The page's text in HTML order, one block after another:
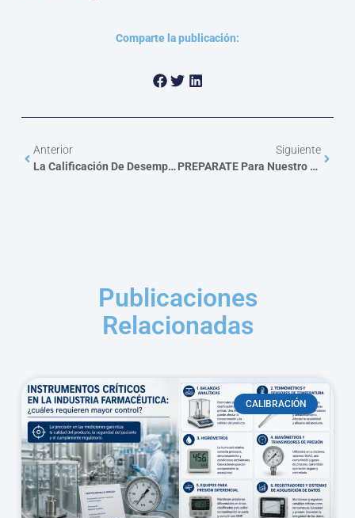
Comparte la publicación:
Anterior
La Calificación De Desempeño En Sistemas Críticos Farmacéuticos
Siguiente
PREPARATE Para Nuestro Proximo SEMINARIO: Mirando El Futuro En Maquina Para La Produción Farmacéutica Y Cosmetica
Publicaciones
Relacionadas
CALIBRACIÓN